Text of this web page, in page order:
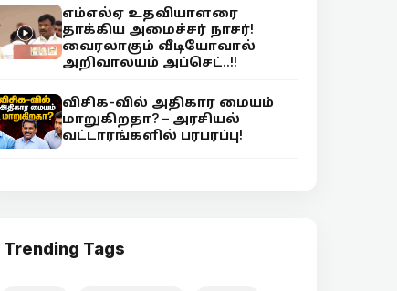
எம்எல்ஏ உதவியாளரை
தாக்கிய அமைச்சர் நாசர்!
வைரலாகும் வீடியோவால்
அறிவாலயம் அப்செட்..!!
விசிக-வில் அதிகார மையம்
மாறுகிறதா? – அரசியல்
வட்டாரங்களில் பரபரப்பு!
Trending Tags